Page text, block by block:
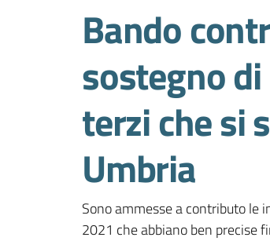
Bando
sostegno
terzi che si
Umbria
Sono ammesse a contributo le
2021 che abbiano ben precise